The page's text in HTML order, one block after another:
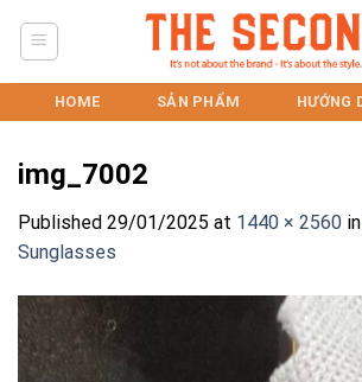
HOME SẢN PHẨM HƯỚNG
img_7002
Published 29/01/2025 at 1440 × 2560 in
Sunglasses